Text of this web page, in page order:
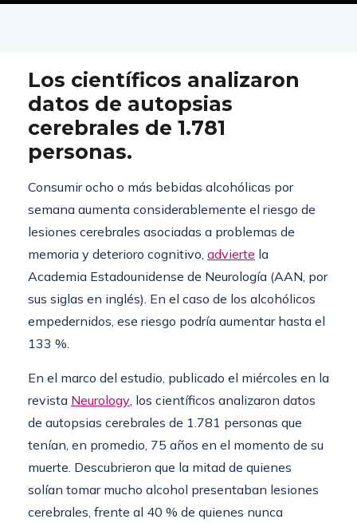
Los científicos analizaron
datos de autopsias
cerebrales de 1.781
personas.
Consumir ocho o más bebidas alcohólicas por
semana aumenta considerablemente el riesgo de
lesiones cerebrales asociadas a problemas de
memoria y deterioro cognitivo, advierte la
Academia Estadounidense de Neurología (AAN, por
sus siglas en inglés). En el caso de los alcohólicos
empedernidos, ese riesgo podría aumentar hasta el
133 %.
En el marco del estudio, publicado el miércoles en la
revista Neurology, los científicos analizaron datos
de autopsias cerebrales de 1.781 personas que
tenían, en promedio, 75 años en el momento de su
muerte. Descubrieron que la mitad de quienes
solían tomar mucho alcohol presentaban lesiones
cerebrales, frente al 40 % de quienes nunca